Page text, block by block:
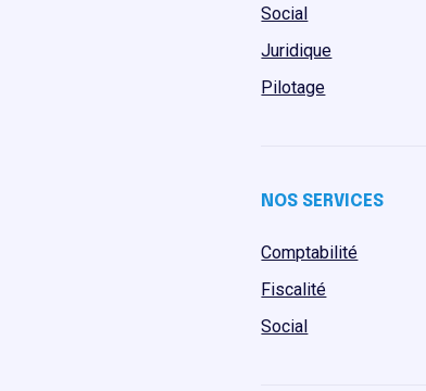
Social
Juridique
Pilotage
NOS SERVICES
Comptabilité
Fiscalité
Social